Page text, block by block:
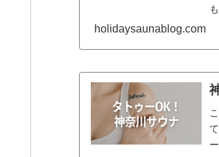
holidaysaunablog.com